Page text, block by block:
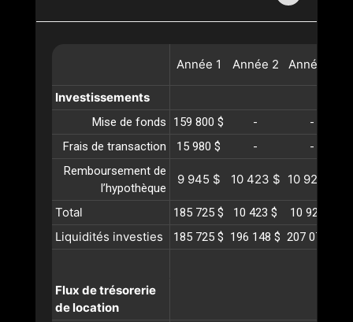
Année 1 Année 2 Année
Investissements
Mise de fonds 159 800 $ -
-
Frais de transaction
15 980 $ -
-
Remboursement de
l’hypothèque
9 945 $ 10 423 $ 10 924 $
Total 185 725 $ 10 423 $ 10 924 $
Liquidités investies 185 725 $ 196 148 $ 207 072 $
Flux de trésorerie
de location